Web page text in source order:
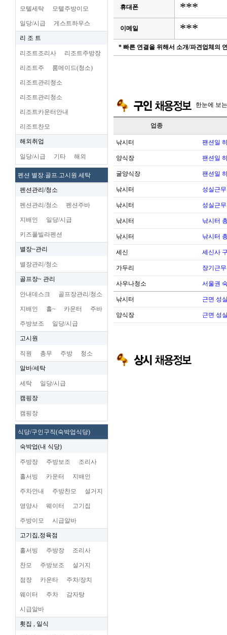
모텔세탁 모텔주방이모
일당/시급 게스트하우스
리 조 트
리조트조리사 리조트주방장
리조트주 룸메이드(청소)
리조트관리청소
리조트관리청소
리조트카운터안내
리조트찬모
해외취업
일당/시급 기타 해외
펜션 별장.골프.고시원 세탁
펜션관리/청소
펜션관리/청소 펜션주바
지배인 일당/시급
키즈풀빌라펜션
별장~관리
별장관리/청소
골프장~ 관리
안내데스크 골프장관리/청소
지배인 홀~ 카운터 주바
주방보조 일당/시급
고시원
직원 총무 주방 청소
알바/세탁
세탁 일당/시급
캠핑장
캠핑장
식당/구인구직(숙박업식당)
숙박업(내 식당)
주방장 주방보조 조리사
홀서빙 카운터 지배인
주차안내 주방찬모 설거지
영양사 웨이터 고기집
주방이모 시급알바
고기집,정육점
홀서빙 주방장 조리사
찬모 주방보조 설거지
점장 카운타 주차/장치
웨이터 주차 감자탕
시급알바
횟집 , 일식
휴대폰 ***
이메일 ***
* 빠른 연결을 위해서 소개/파견업체의
한눈에 보
업종
낚시터 팬션일
양식장 팬션일
굴양식장 팬션일
낚시터 성실근
낚시터 성실근
낚시터 낚시터
낚시터 낚시터
세신 세신사
가두리 장기근무
사우나청소 서울권
낚시터 근면 성
양식장 근면 성